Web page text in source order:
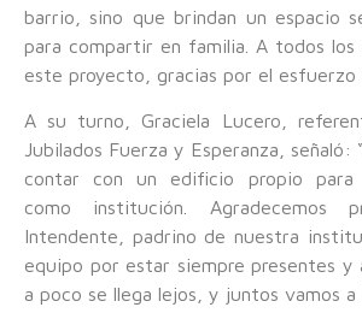
barrio, sino que brindan un espacio
para compartir en familia. A todos los
este proyecto, gracias por el esfuerzo
A su turno, Graciela Lucero,
Jubilados Fuerza y Esperanza, señaló:
contar con un edificio propio para
como institución. Agradecemos
Intendente, padrino de nuestra
equipo por estar siempre presentes y
a poco se llega lejos, y juntos vamos a